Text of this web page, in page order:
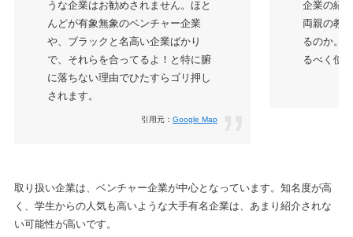
うな企業はお勧めされません。ほと
んどが有象無象のベンチャー企業
や、ブラックと名高い企業ばかり
で、それらを合ってるよ！と特に腑
に落ちない理由でひたすらゴリ押し
されます。
引用元： Google Map
企業の紹
両親の教
るのか。
るべく使
取り扱い企業は、ベンチャー企業が中心となっています。知名度が高
く、学生からの人気も高いような大手有名企業は、あまり紹介されな
い可能性が高いです。